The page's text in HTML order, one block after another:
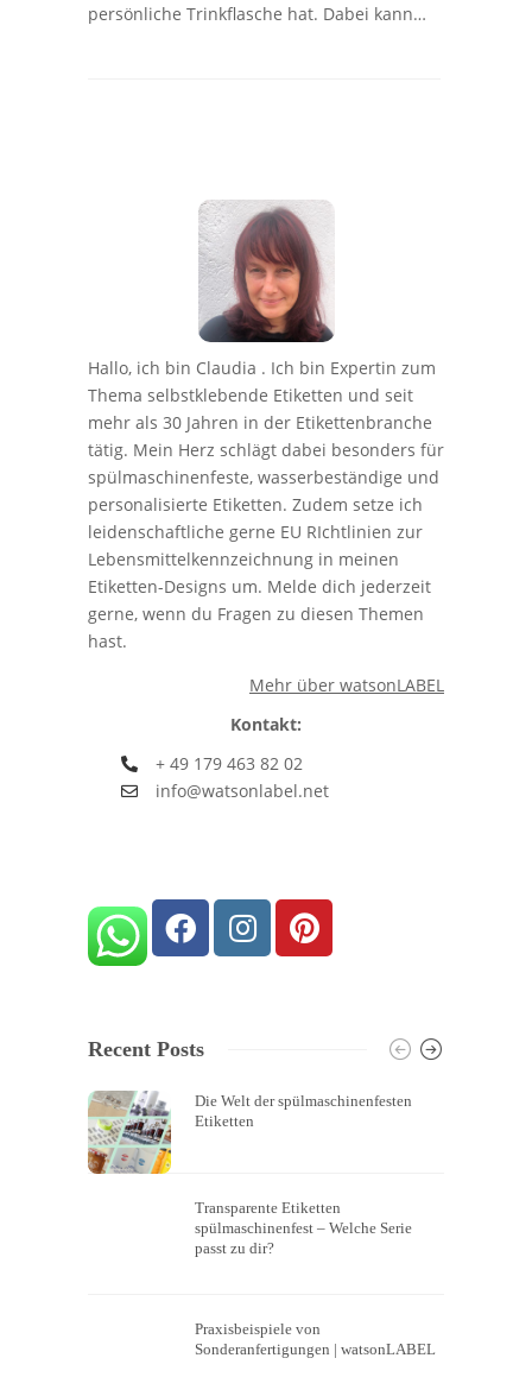
persönliche Trinkflasche hat. Dabei kann…
Hallo, ich bin Claudia . Ich bin Expertin zum
Thema selbstklebende Etiketten und seit
mehr als 30 Jahren in der Etikettenbranche
tätig. Mein Herz schlägt dabei besonders für
spülmaschinenfeste, wasserbeständige und
personalisierte Etiketten. Zudem setze ich
leidenschaftliche gerne EU RIchtlinien zur
Lebensmittelkennzeichnung in meinen
Etiketten-Designs um. Melde dich jederzeit
gerne, wenn du Fragen zu diesen Themen
hast.
Mehr über watsonLABEL
Kontakt:
+ 49 179 463 82 02
info@watsonlabel.net
Recent Posts
Die Welt der spülmaschinenfesten
Etiketten
Transparente Etiketten
spülmaschinenfest – Welche Serie
passt zu dir?
Praxisbeispiele von
Sonderanfertigungen | watsonLABEL